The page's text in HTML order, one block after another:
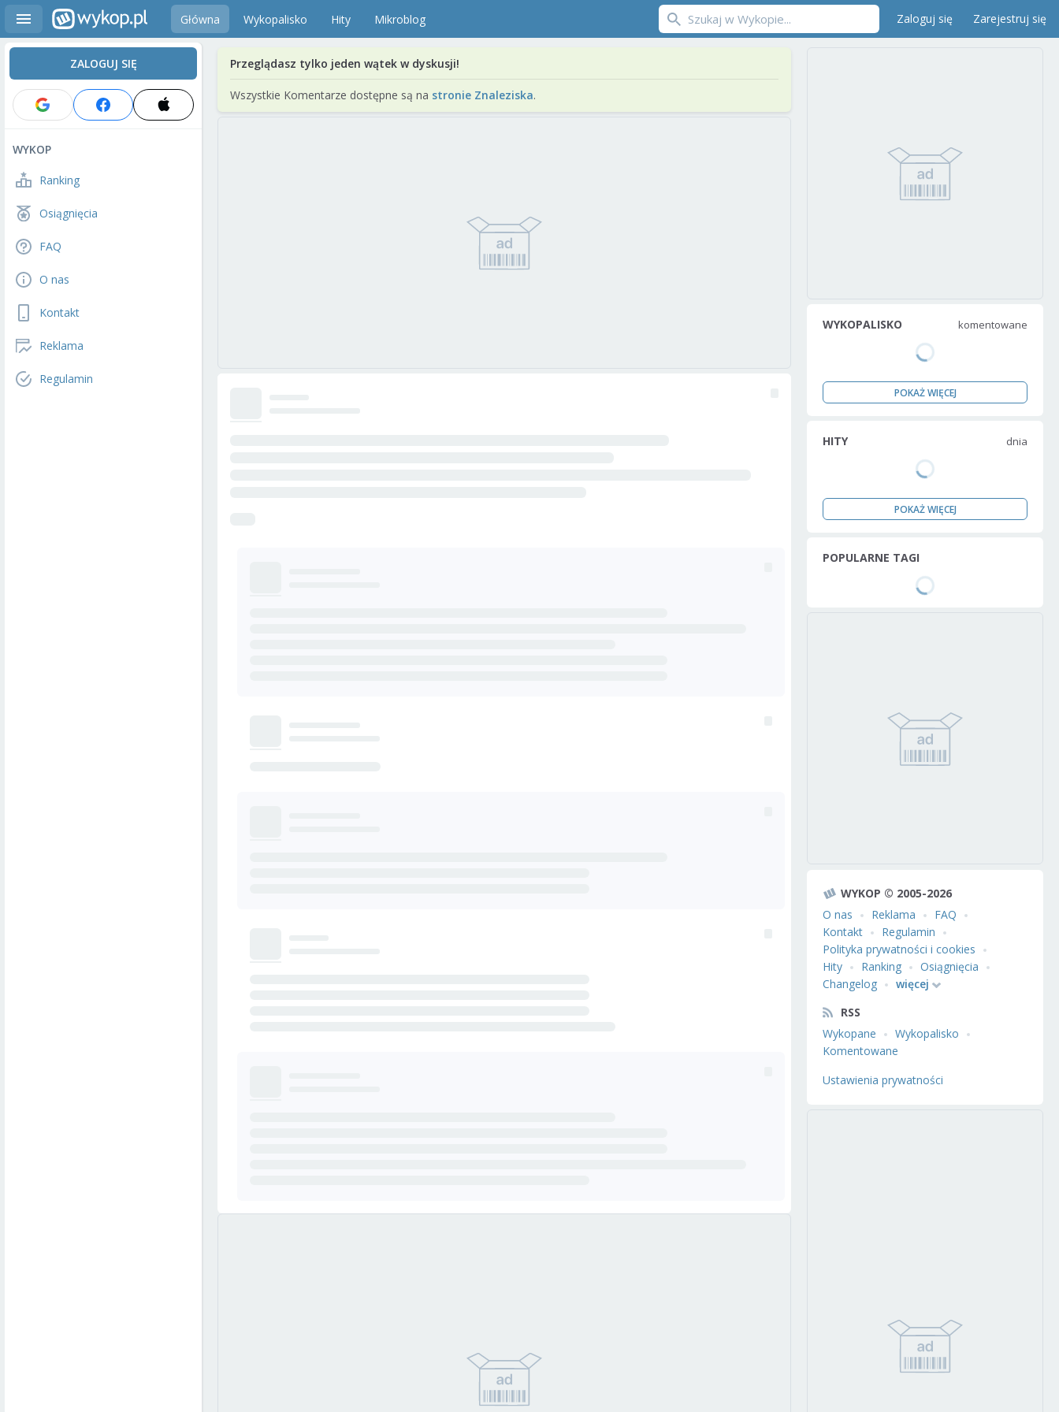
Główna Wykopalisko Hity Mikroblog Zaloguj się Zarejestruj się
ZALOGUJ SIĘ
WYKOP
Ranking
Osiągnięcia
FAQ
O nas
Kontakt
Reklama
Regulamin
Przeglądasz tylko jeden wątek w dyskusji!
Wszystkie Komentarze dostępne są na stronie Znaleziska.
WYKOPALISKO komentowane
POKAŻ WIĘCEJ
HITY dnia
POKAŻ WIĘCEJ
POPULARNE TAGI
WYKOP © 2005-2026
O nas
Reklama
FAQ
Kontakt
Regulamin
Polityka prywatności i cookies
Hity
Ranking
Osiągnięcia
Changelog
więcej
RSS
Wykopane
Wykopalisko
Komentowane
Ustawienia prywatności